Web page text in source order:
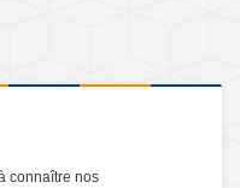
connaître nos